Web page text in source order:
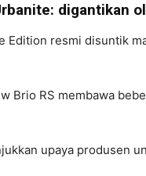
digantikan
Edition resmi disuntik
Brio RS membawa
upaya produsen